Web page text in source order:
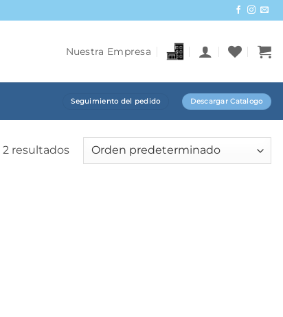
Nuestra Empresa
Seguimiento del pedido Descargar Catalogo
resultados